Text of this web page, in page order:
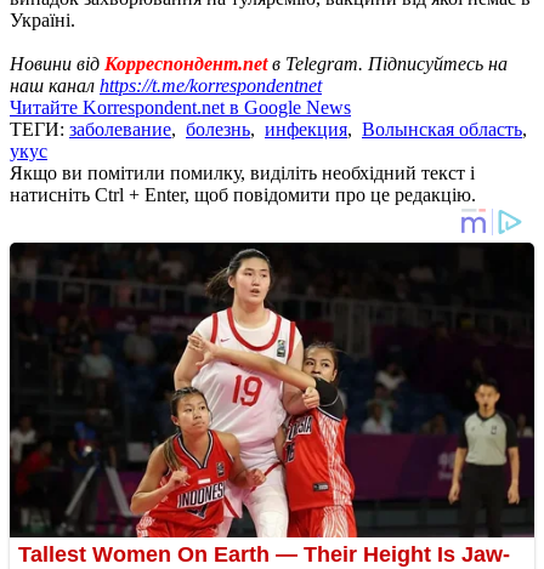
Україні.
Новини від Корреспондент.netв Telegram. Підписуйтесь на
наш канал https://t.me/korrespondentnet
Читайте Korrespondent.net в Google News
ТЕГИ: заболевание, болезнь, инфекция, Волынская область,
укус
Якщо ви помітили помилку, виділіть необхідний текст і
натисніть Ctrl + Enter, щоб повідомити про це редакцію.